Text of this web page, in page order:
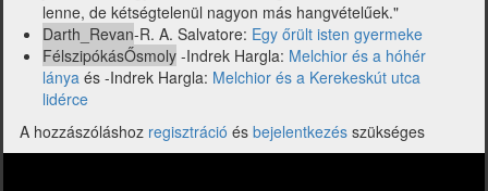
lenne, de kétségtelenül nagyon más hangvételűek."
Darth_Revan-R. A. Salvatore: Egy őrült isten gyermeke
FélszipókásŐsmoly -Indrek Hargla: Melchior és a hóhér
lánya és -Indrek Hargla: Melchior és a Kerekeskút utca
lidérce
A hozzászóláshoz regisztráció és bejelentkezés szükséges